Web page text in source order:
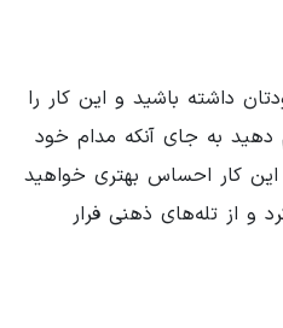
داشته باشید و این کار را
به جای آنکه مدام خود
این کار احساس بهتری خواهید
و از تله‌های ذهنی فرار